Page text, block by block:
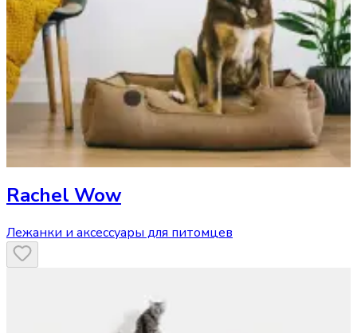
Rachel Wow
Лежанки и аксессуары для питомцев